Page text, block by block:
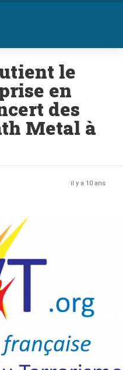
le
en
des
Metal à
il y a 10 ans